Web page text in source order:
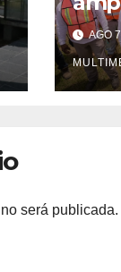
AGO
será publicada.